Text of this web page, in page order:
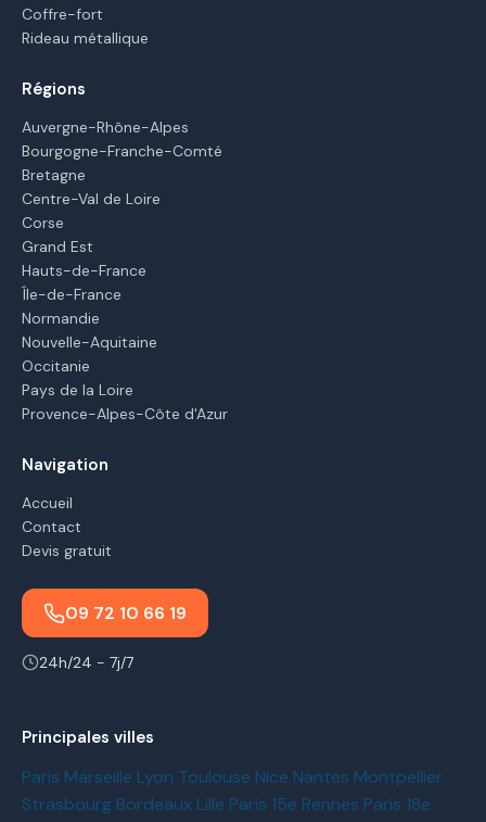
Coffre-fort
Rideau métallique
Régions
Auvergne-Rhône-Alpes
Bourgogne-Franche-Comté
Bretagne
Centre-Val de Loire
Corse
Grand Est
Hauts-de-France
Île-de-France
Normandie
Nouvelle-Aquitaine
Occitanie
Pays de la Loire
Provence-Alpes-Côte d'Azur
Navigation
Accueil
Contact
Devis gratuit
09 72 10 66 19
24h/24 - 7j/7
Principales villes
Paris Marseille Lyon Toulouse Nice Nantes Montpellier
Strasbourg Bordeaux Lille Paris 15e Rennes Paris 18e